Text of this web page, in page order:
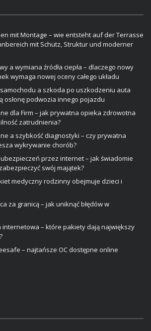
mit Montage – wie entsteht auf der Terrasse
mit Schutz, Struktur und moderner
a wymiana źródła ciepła – dlaczego nowy
wymaga nowej oceny całego układu
a szkoda po uszkodzeniu auta
osłonę podwozia innego pojazdu
dla Firm – jak prywatna opieka zdrowotna
zatrudnienia?
a szybkość diagnostyki – czy prywatna
wykrywanie chorób?
przez internet – jak świadomie
swój majątek?
medyczny rodzinny obejmuje dzieci i
za granicą – jak uniknąć błędów w
internetowa – które pakiety dają największy
– najtańsze OC dostępne online